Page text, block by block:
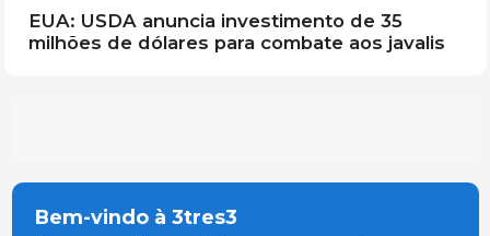
EUA: USDA anuncia investimento de 35
milhões de dólares para combate aos javalis
Bem-vindo à 3tres3